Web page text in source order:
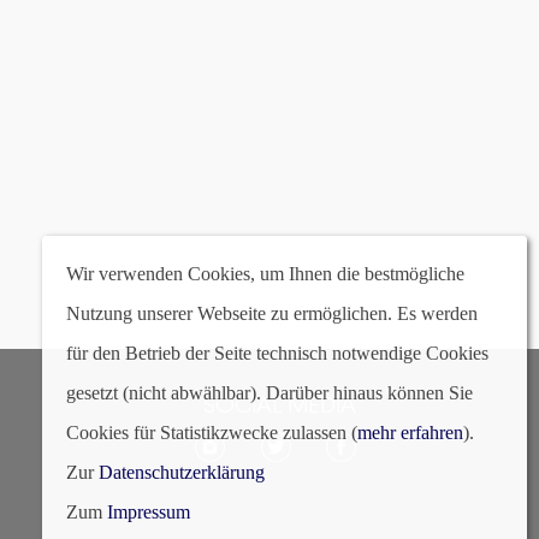
SOCIAL MEDIA
Wir verwenden Cookies, um Ihnen die bestmögliche
Nutzung unserer Webseite zu ermöglichen. Es werden
für den Betrieb der Seite technisch notwendige Cookies
gesetzt (nicht abwählbar). Darüber hinaus können Sie
Cookies für Statistikzwecke zulassen (mehr erfahren).
ZurDatenschutzerklärung
Zum Impressum